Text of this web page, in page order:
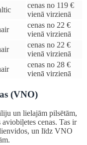
cenas no 119 €
vienā virzienā
cenas no 22 €
vienā virzienā
cenas no 22 €
vienā virzienā
cenas no 28 €
vienā virzienā
(VNO)
un lielajām pilsētām,
cenas. Tas ir
un līdz VNO